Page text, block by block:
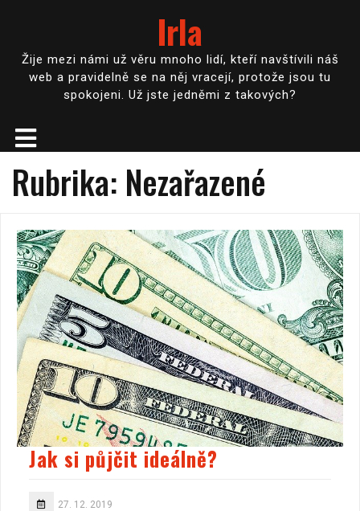
Irla
Žije mezi námi už věru mnoho lidí, kteří navštívili náš
web a pravidelně se na něj vracejí, protože jsou tu
spokojeni. Už jste jedněmi z takových?
Rubrika: Nezařazené
Jak si půjčit ideálně?
27. 12. 2019